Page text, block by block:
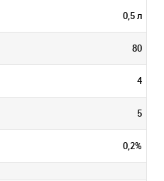
0,5 л
80
4
5
0,2%